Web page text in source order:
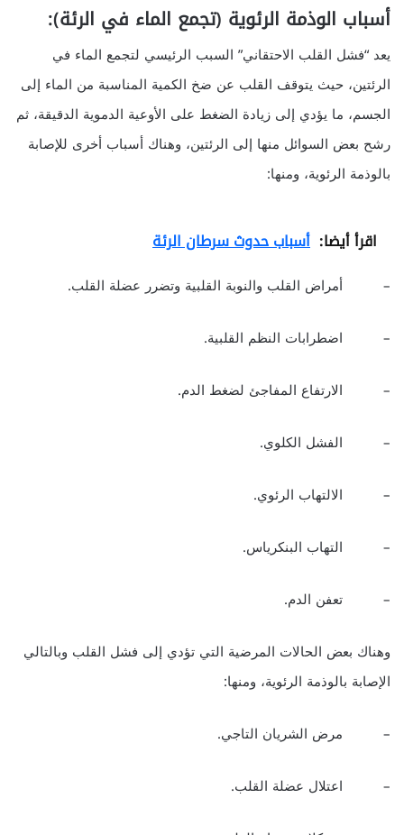
أسباب الوذمة الرئوية (تجمع الماء في الرئة):
يعد “فشل القلب الاحتقاني” السبب الرئيسي لتجمع الماء في
الرئتين، حيث يتوقف القلب عن ضخ الكمية المناسبة من الماء إلى
الجسم، ما يؤدي إلى زيادة الضغط على الأوعية الدموية الدقيقة، ثم
رشح بعض السوائل منها إلى الرئتين، وهناك أسباب أخرى للإصابة
بالوذمة الرئوية، ومنها:
اقرأ أيضا: أسباب حدوث سرطان الرئة
– أمراض القلب والنوبة القلبية وتضرر عضلة القلب.
– اضطرابات النظم القلبية.
– الارتفاع المفاجئ لضغط الدم.
– الفشل الكلوي.
– الالتهاب الرئوي.
– التهاب البنكرياس.
– تعفن الدم.
وهناك بعض الحالات المرضية التي تؤدي إلى فشل القلب وبالتالي
الإصابة بالوذمة الرئوية، ومنها:
– مرض الشريان التاجي.
– اعتلال عضلة القلب.